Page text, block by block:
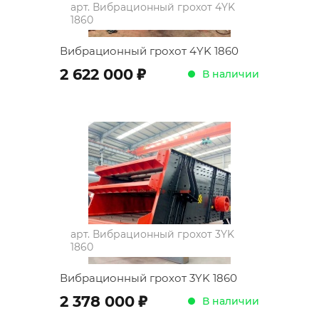
арт. Вибрационный грохот 4YK
1860
Вибрационный грохот 4YK 1860
2 622 000 ; В наличии
арт. Вибрационный грохот 3YK
1860
Вибрационный грохот 3YK 1860
2 378 000 ; В наличии